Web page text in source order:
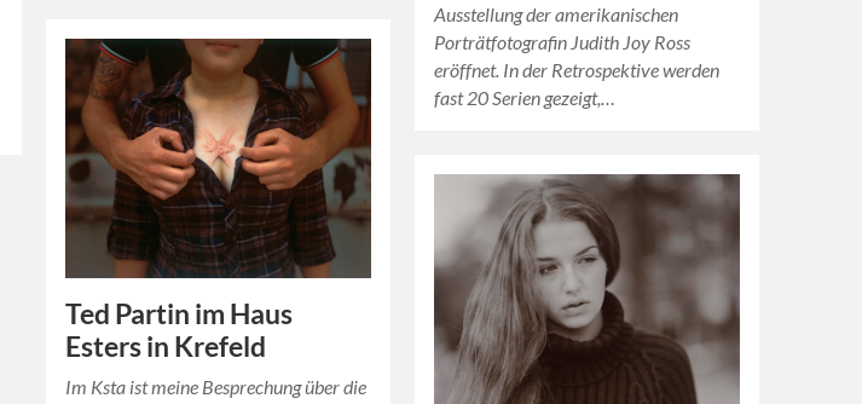
Ausstellung der amerikanischen
Porträtfotografin Judith Joy Ross
eröffnet. In der Retrospektive werden
fast 20 Serien gezeigt,…
Ted Partin im Haus
Esters in Krefeld
Im Ksta ist meine Besprechung über die